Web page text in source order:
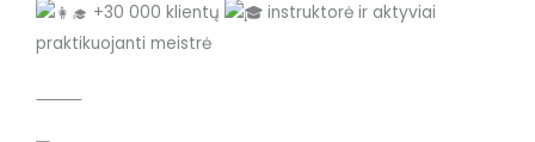
+30 000 klientų
instruktorė ir aktyviai
praktikuojanti meistrė
⸻